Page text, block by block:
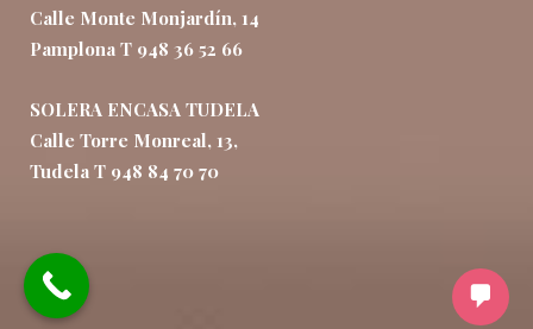
Calle Monte Monjardín, 14
Pamplona T 948 36 52 66
SOLERA ENCASA TUDELA
Calle Torre Monreal, 13,
Tudela T 948 84 70 70